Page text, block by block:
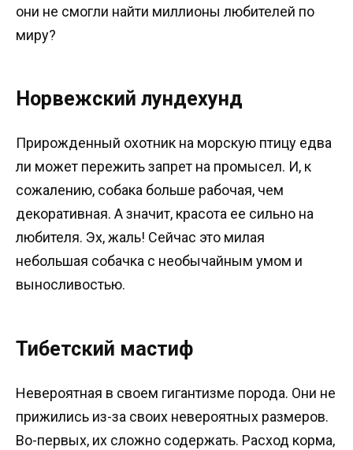
они не смогли найти миллионы любителей по
миру?
Норвежский лундехунд
Прирожденный охотник на морскую птицу едва
ли может пережить запрет на промысел. И, к
сожалению, собака больше рабочая, чем
декоративная. А значит, красота ее сильно на
любителя. Эх, жаль! Сейчас это милая
небольшая собачка с необычайным умом и
выносливостью.
Тибетский мастиф
Невероятная в своем гигантизме порода. Они не
прижились из-за своих невероятных размеров.
Во-первых, их сложно содержать. Расход корма,